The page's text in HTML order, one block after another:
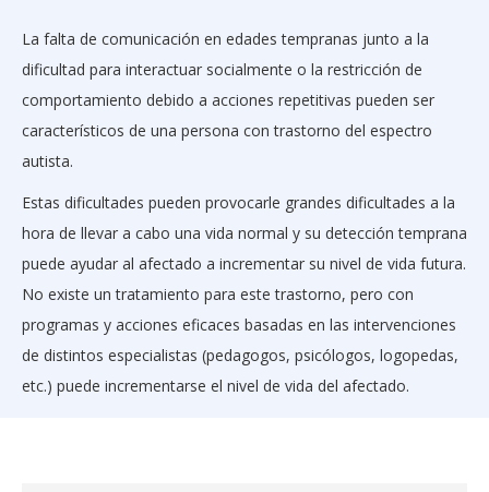
La falta de comunicación en edades tempranas junto a la
dificultad para interactuar socialmente o la restricción de
comportamiento debido a acciones repetitivas pueden ser
característicos de una persona con trastorno del espectro
autista.
Estas dificultades pueden provocarle grandes dificultades a la
hora de llevar a cabo una vida normal y su detección temprana
puede ayudar al afectado a incrementar su nivel de vida futura.
No existe un tratamiento para este trastorno, pero con
programas y acciones eficaces basadas en las intervenciones
de distintos especialistas (pedagogos, psicólogos, logopedas,
etc.) puede incrementarse el nivel de vida del afectado.